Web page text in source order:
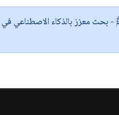
- بحث معزز بالذكاء الاصطناعي في